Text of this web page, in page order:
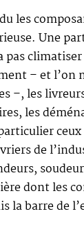
les
Une
pas
– et l’on
–, les
les
de
dont les
la barre de